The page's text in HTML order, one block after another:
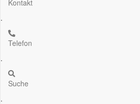
Kontakt
.
Telefon
.
Suche
.